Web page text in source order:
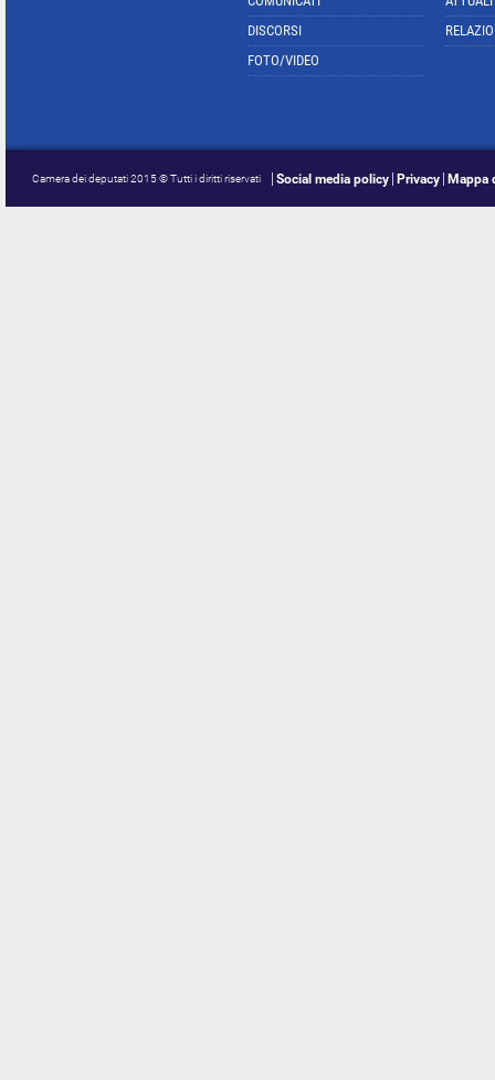
DISCORSI
FOTO/VIDEO
Camera dei deputati 2015 © Tutti i diritti riservati Social media policy Privacy Mappa